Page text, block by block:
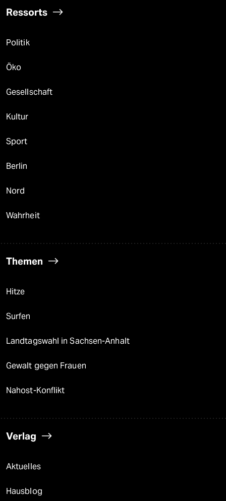
Ressorts
Politik
Öko
Gesellschaft
Kultur
Sport
Berlin
Nord
Wahrheit
Themen
Hitze
Surfen
Landtagswahl in Sachsen-Anhalt
Gewalt gegen Frauen
Nahost-Konflikt
Verlag
Aktuelles
Hausblog